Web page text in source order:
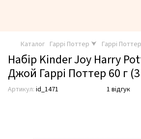
Каталог Гаррі Поттер ⮟ Гаррі
Набір Kinder Joy Harry
Джой Гаррі Поттер 60 г
Артикул: id_1471 1 відгук